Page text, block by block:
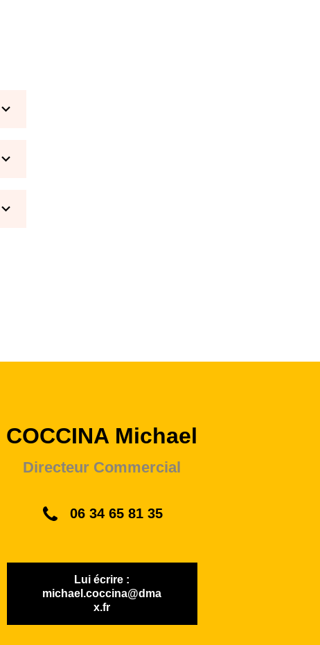
COCCINA Michael
Directeur Commercial
06 34 65 81 35
Lui écrire :
michael.coccina@dma
x.fr